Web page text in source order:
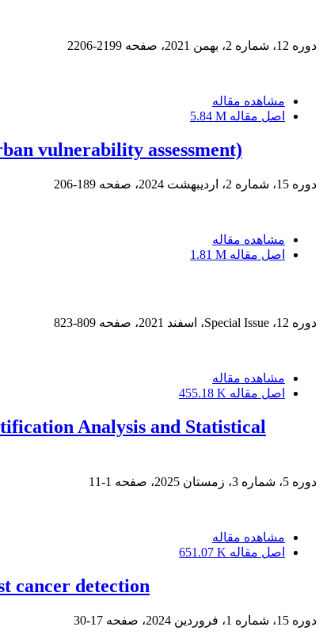
دوره 12، شماره 2، بهمن 2021، صفحه 2199-2206
مشاهده مقاله
اصل مقاله 5.84 M
vulnerability assessment)
دوره 15، شماره 2، اردیبهشت 2024، صفحه 189-206
مشاهده مقاله
اصل مقاله 1.81 M
دوره 12، Special Issue، اسفند 2021، صفحه 809-823
مشاهده مقاله
اصل مقاله 455.18 K
Analysis and Statistical
دوره 5، شماره 3، زمستان 2025، صفحه 1-11
مشاهده مقاله
اصل مقاله 651.07 K
cancer detection
دوره 15، شماره 1، فروردین 2024، صفحه 17-30